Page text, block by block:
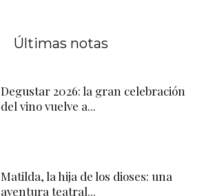
Últimas notas
Degustar 2026: la gran celebración
del vino vuelve a...
Matilda, la hija de los dioses: una
aventura teatral...